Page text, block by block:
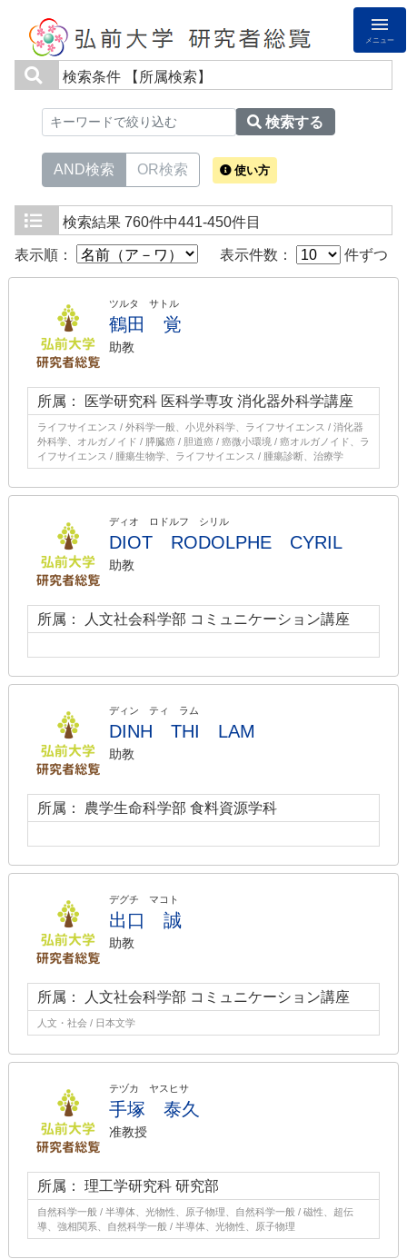
メニュー
検索条件 【所属検索】
検索する
AND検索 OR検索 使い方
検索結果 760件中441-450件目
表示順： 表示件数： 件ずつ
ツルタ サトル
鶴田 覚
助教
所属： 医学研究科 医科学専攻 消化器外科学講座
ライフサイエンス / 外科学一般、小児外科学、ライフサイエンス / 消化器
外科学、オルガノイド / 膵臓癌 / 胆道癌 / 癌微小環境 / 癌オルガノイド、ラ
イフサイエンス / 腫瘍生物学、ライフサイエンス / 腫瘍診断、治療学
ディオ ロドルフ シリル
DIOT RODOLPHE CYRIL
助教
所属： 人文社会科学部 コミュニケーション講座
ディン ティ ラム
DINH THI LAM
助教
所属： 農学生命科学部 食料資源学科
デグチ マコト
出口 誠
助教
所属： 人文社会科学部 コミュニケーション講座
人文・社会 / 日本文学
テヅカ ヤスヒサ
手塚 泰久
准教授
所属： 理工学研究科 研究部
自然科学一般 / 半導体、光物性、原子物理、自然科学一般 / 磁性、超伝
導、強相関系、自然科学一般 / 半導体、光物性、原子物理